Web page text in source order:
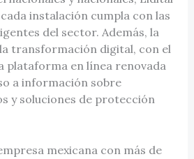
instalación cumpla con las
del sector. Además, la
transformación digital, con el
plataforma en línea renovada
a información sobre
y soluciones de protección
mexicana con más de